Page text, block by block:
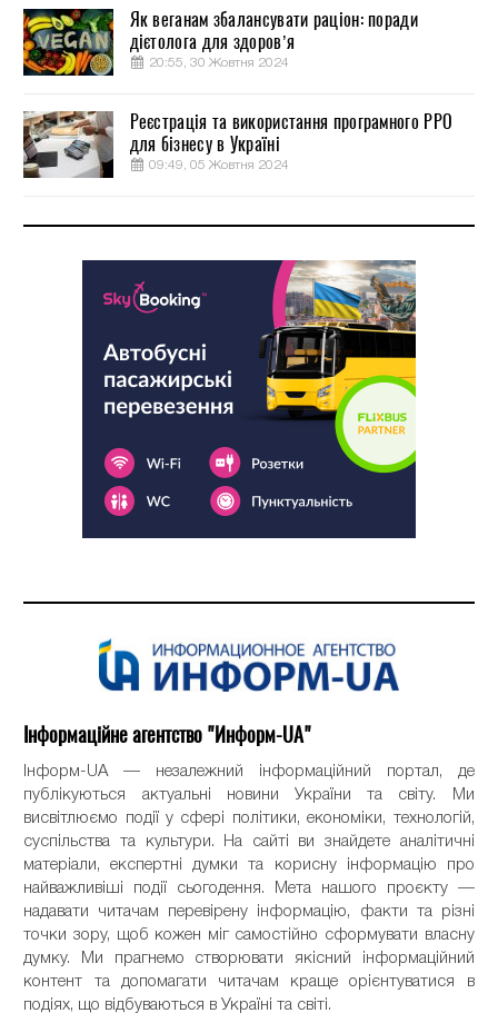
Як веганам збалансувати раціон: поради
дієтолога для здоров’я
20:55, 30 Жовтня 2024
Реєстрація та використання програмного РРО
для бізнесу в Україні
09:49, 05 Жовтня 2024
Інформаційне агентство "Информ-UA"
Інформ-UA — незалежний інформаційний портал, де
публікуються актуальні новини України та світу. Ми
висвітлюємо події у сфері політики, економіки, технологій,
суспільства та культури. На сайті ви знайдете аналітичні
матеріали, експертні думки та корисну інформацію про
найважливіші події сьогодення. Мета нашого проєкту —
надавати читачам перевірену інформацію, факти та різні
точки зору, щоб кожен міг самостійно сформувати власну
думку. Ми прагнемо створювати якісний інформаційний
контент та допомагати читачам краще орієнтуватися в
подіях, що відбуваються в Україні та світі.